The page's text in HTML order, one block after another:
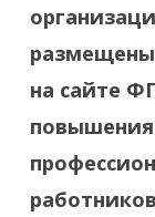
на сайте
работников